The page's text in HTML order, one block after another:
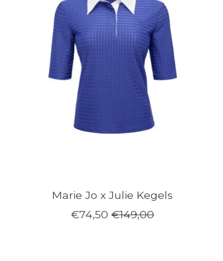
Marie Jo x Julie Kegels
€74,50 €149,00